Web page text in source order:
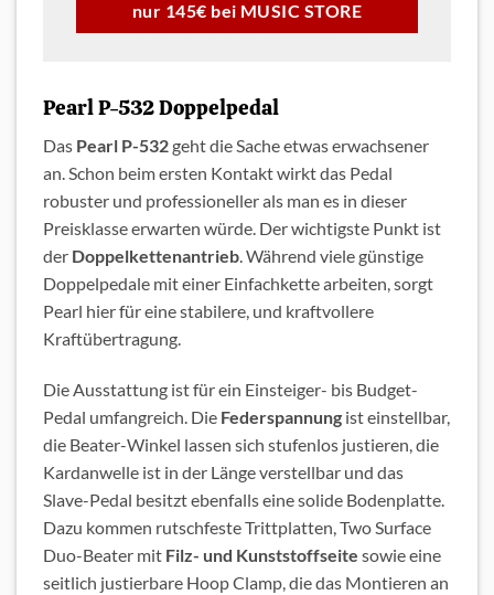
nur 145€ bei MUSIC STORE
Pearl P-532 Doppelpedal
Das Pearl P-532geht die Sache etwas erwachsener
an. Schon beim ersten Kontakt wirkt das Pedal
robuster und professioneller als man es in dieser
Preisklasse erwarten würde. Der wichtigste Punkt ist
der Doppelkettenantrieb. Während viele günstige
Doppelpedale mit einer Einfachkette arbeiten, sorgt
Pearl hier für eine stabilere, und kraftvollere
Kraftübertragung.
Die Ausstattung ist für ein Einsteiger- bis Budget-
Pedal umfangreich. Die Federspannung ist einstellbar,
die Beater-Winkel lassen sich stufenlos justieren, die
Kardanwelle ist in der Länge verstellbar und das
Slave-Pedal besitzt ebenfalls eine solide Bodenplatte.
Dazu kommen rutschfeste Trittplatten, Two Surface
Duo-Beater mit Filz- und Kunststoffseite sowie eine
seitlich justierbare Hoop Clamp, die das Montieren an